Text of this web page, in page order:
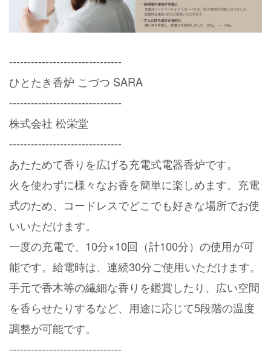
-------------------------------
ひとたき香炉 こづつ SARA
-------------------------------
株式会社 松栄堂
-------------------------------
あたためて香りを広げる充電式電器香炉です。
火を使わずに様々なお香を簡単に楽しめます。充電
式のため、コードレスでどこでも好きな場所でお使
いいただけます。
一度の充電で、10分×10回（計100分）の使用が可
能です。給電時は、連続30分ご使用いただけます。
手元で香木等の繊細な香りを鑑賞したり、広い空間
を香らせたりするなど、用途に応じて5段階の温度
調整が可能です。
-------------------------------